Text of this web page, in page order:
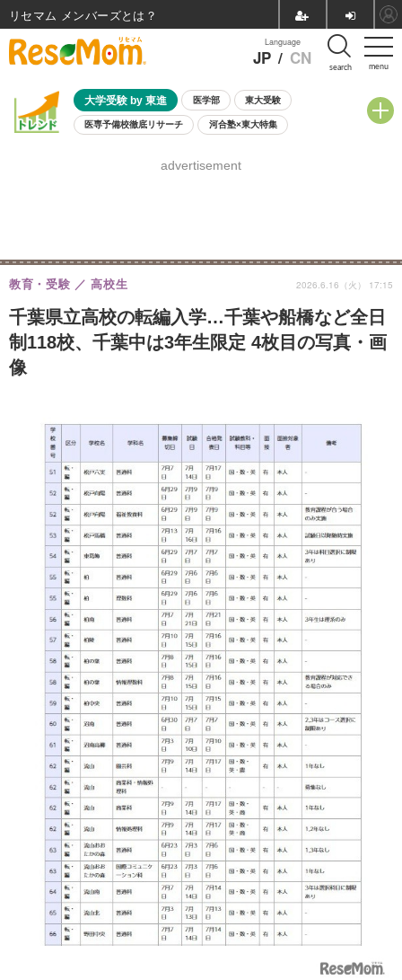
menu
Language
JP / CN search
大学受験 by 東進 医学部 東大受験
医専予備校徹底リサーチ 河合塾×東大特集
8月開催学校説明会・相談会
advertisement
千葉県立高校の転編入学…千葉や船橋など全日
制118校、千葉中は3年生限定 4枚目の写真・画
像
教育・受験 高校生 2026.6.16（火） 17:15
リセマム メンバーズ